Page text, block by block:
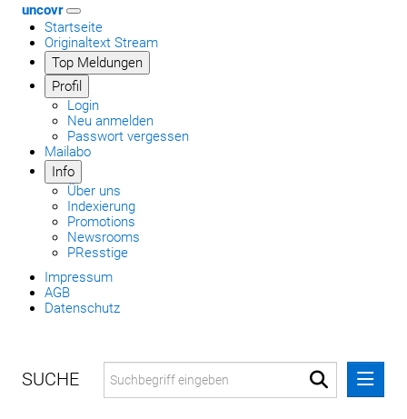
uncovr
Startseite
Originaltext Stream
Top Meldungen
Profil
Login
Neu anmelden
Passwort vergessen
Mailabo
Info
Über uns
Indexierung
Promotions
Newsrooms
PResstige
Impressum
AGB
Datenschutz